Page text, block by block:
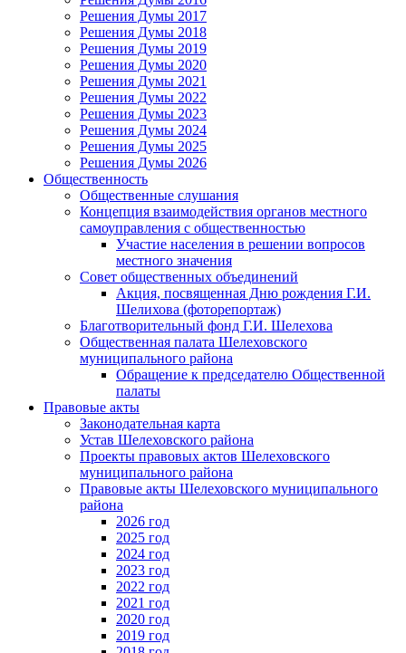
Решения Думы 2017
Решения Думы 2018
Решения Думы 2019
Решения Думы 2020
Решения Думы 2021
Решения Думы 2022
Решения Думы 2023
Решения Думы 2024
Решения Думы 2025
Решения Думы 2026
Общественность
Общественные слушания
Концепция взаимодействия органов местного
самоуправления с общественностью
Участие населения в решении вопросов
местного значения
Совет общественных объединений
Акция, посвященная Дню рождения Г.И.
Шелихова (фоторепортаж)
Благотворительный фонд Г.И. Шелехова
Общественная палата Шелеховского
муниципального района
Обращение к председателю Общественной
палаты
Правовые акты
Законодательная карта
Устав Шелеховского района
Проекты правовых актов Шелеховского
муниципального района
Правовые акты Шелеховского муниципального
района
2026 год
2025 год
2024 год
2023 год
2022 год
2021 год
2020 год
2019 год